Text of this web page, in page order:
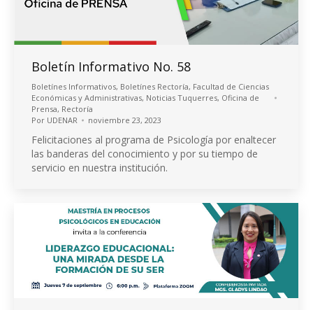
Boletín Informativo No. 58
Boletínes Informativos, Boletínes Rectoría, Facultad de Ciencias
Económicas y Administrativas, Noticias Tuquerres, Oficina de
Prensa, Rectoría
Por UDENAR noviembre 23, 2023
Felicitaciones al programa de Psicología por enaltecer
las banderas del conocimiento y por su tiempo de
servicio en nuestra institución.